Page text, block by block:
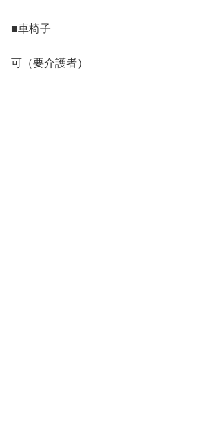
■車椅子
可（要介護者）